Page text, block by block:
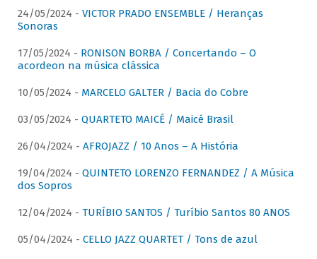
24/05/2024 - VICTOR PRADO ENSEMBLE / Heranças
Sonoras
17/05/2024 - RONISON BORBA / Concertando – O
acordeon na música clássica
10/05/2024 - MARCELO GALTER / Bacia do Cobre
03/05/2024 - QUARTETO MAICÉ / Maicé Brasil
26/04/2024 - AFROJAZZ / 10 Anos – A História
19/04/2024 - QUINTETO LORENZO FERNANDEZ / A Música
dos Sopros
12/04/2024 - TURÍBIO SANTOS / Turíbio Santos 80 ANOS
05/04/2024 - CELLO JAZZ QUARTET / Tons de azul